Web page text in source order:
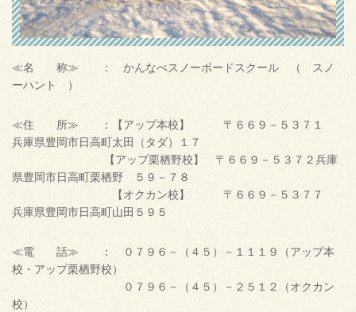
≪名 称≫ ： かんなべスノーボードスクール （ スノ
ーハント ）
≪住 所≫ ：【アップ本校】 〒６６９－５３７１
兵庫県豊岡市日高町太田（タダ）１７
【アップ栗栖野校】 〒６６９－５３７２兵庫
県豊岡市日高町栗栖野 ５９－７８
【オクカン校】 〒６６９－５３７７
兵庫県豊岡市日高町山田５９５
≪電 話≫ ： ０７９６－（４５）－１１１９（アップ本
校・アップ栗栖野校）
０７９６－（４５）－２５１２（オクカン
校）